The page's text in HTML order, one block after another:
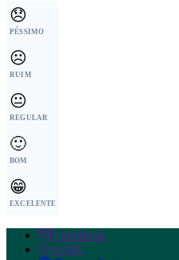
😞
PÉSSIMO
☹️
RUIM
😐
REGULAR
🙂
BOM
😁
EXCELENTE
Ouvidoria
e-SIC